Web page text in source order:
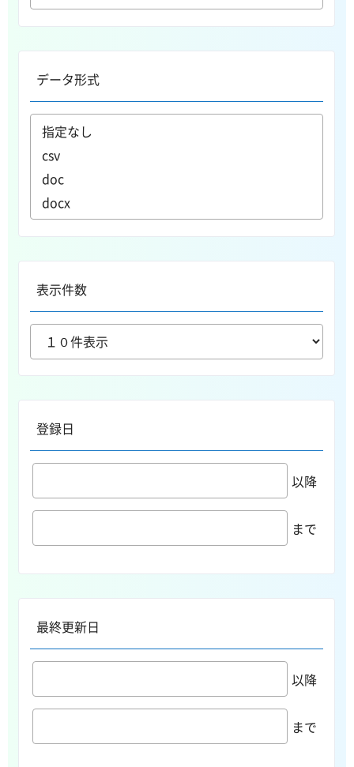
データ形式
表示件数
登録日
以降
まで
最終更新日
以降
まで